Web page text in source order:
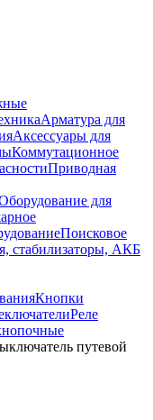
Арматура для
Аксессуары для
Коммутационное
Приводная
для
Поисковое
стабилизаторы, АКБ
Кнопки
Реле
путевой